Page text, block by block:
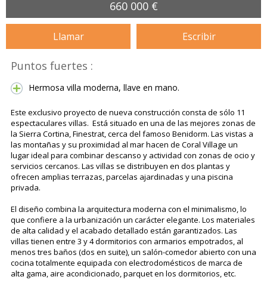
660 000 €
Llamar Escribir
Puntos fuertes :
Hermosa villa moderna, llave en mano.
Este exclusivo proyecto de nueva construcción consta de sólo 11
espectaculares villas. Está situado en una de las mejores zonas de
la Sierra Cortina, Finestrat, cerca del famoso Benidorm. Las vistas a
las montañas y su proximidad al mar hacen de Coral Village un
lugar ideal para combinar descanso y actividad con zonas de ocio y
servicios cercanos. Las villas se distribuyen en dos plantas y
ofrecen amplias terrazas, parcelas ajardinadas y una piscina
privada.
El diseño combina la arquitectura moderna con el minimalismo, lo
que confiere a la urbanización un carácter elegante. Los materiales
de alta calidad y el acabado detallado están garantizados. Las
villas tienen entre 3 y 4 dormitorios con armarios empotrados, al
menos tres baños (dos en suite), un salón-comedor abierto con una
cocina totalmente equipada con electrodomésticos de marca de
alta gama, aire acondicionado, parquet en los dormitorios, etc.